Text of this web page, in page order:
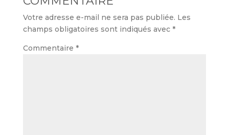
Votre adresse e-mail ne sera pas publiée. Les
champs obligatoires sont indiqués avec *
Commentaire *